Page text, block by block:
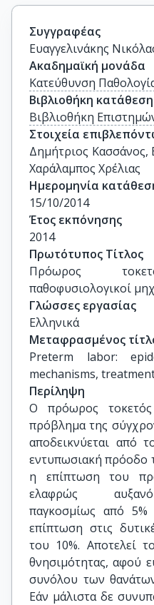
Συγγραφέας
Ευαγγελινάκης
Ακαδημαϊκή μονάδα
Κατεύθυνση
Βιβλιοθήκη
Βιβλιοθήκη
Στοιχεία
Δημήτριος Κασσάνος,
Χαράλαμπος Χρέλιας
Ημερομηνία
15/10/2014
Έτος εκπόνησης
2014
Πρωτότυπος Τίτλος
Πρόωρος
παθοφυσιολογικοί
Γλώσσες εργασίας
Ελληνικά
Μεταφρασμένος
Preterm labor:
mechanisms,
Περίληψη
Ο πρόωρος
πρόβλημα της
αποδεικνύεται από
εντυπωσιακή πρόοδο
η επίπτωση του
ελαφρώς
παγκοσμίως από
επίπτωση στις
του 10%. Αποτελεί
θνησιμότητας, αφού
συνόλου των
Εάν μάλιστα δε